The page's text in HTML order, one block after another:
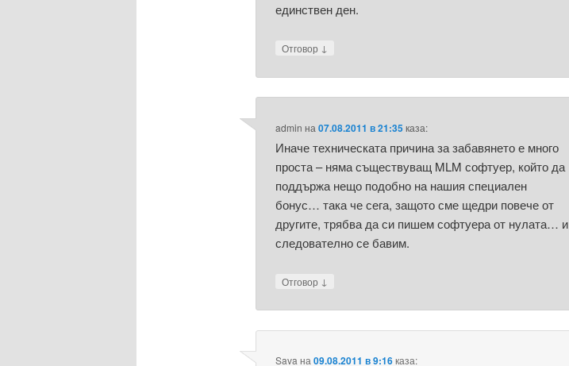
единствен ден.
Отговор ↓
admin на07.08.2011 в 21:35каза:
Иначе техническата причина за забавянето е много
проста – няма съществуващ MLM софтуер, който да
поддържа нещо подобно на нашия специален
бонус… така че сега, защото сме щедри повече от
другите, трябва да си пишем софтуера от нулата… и
следователно се бавим.
Отговор ↓
Sava на09.08.2011 в 9:16каза: